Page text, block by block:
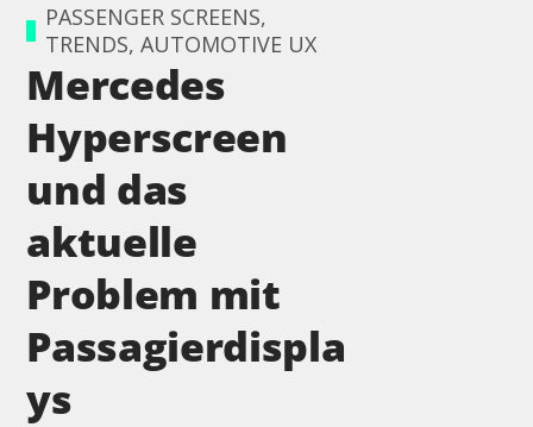
PASSENGER SCREENS,
TRENDS, AUTOMOTIVE UX
Mercedes
Hyperscreen
und das
aktuelle
Problem mit
Passagierdispla
ys